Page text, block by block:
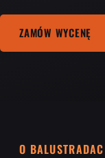
ZAMÓW WYCENĘ
O